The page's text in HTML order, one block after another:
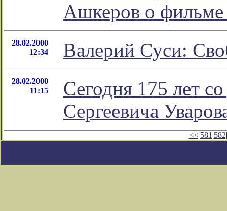
Ашкеров о
28.02.2000
12:34
Валерий Суси:
28.02.2000
11:15
Сегодня 175 лет
Сергеевича
<< 581 |582|